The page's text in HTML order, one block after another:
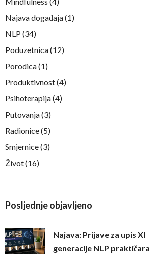
Najava događaja(1)
NLP (34)
Poduzetnica(12)
Porodica(1)
Produktivnost(4)
Psihoterapija(4)
Putovanja(3)
Radionice(5)
Smjernice(3)
Život(16)
Posljednje objavljeno
Najava: Prijave za upis XI
generacije NLP praktičara